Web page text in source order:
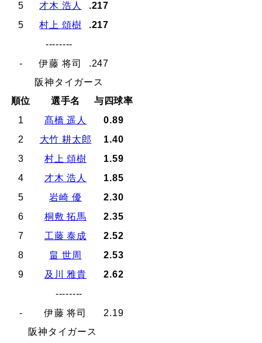
5
才木 浩人
.217
5
村上 頌樹
.217
--------
-
伊藤 将司
.247
阪神タイガース
順位
選手名
与四球率
1
髙橋 遥人
0.89
2
大竹 耕太郎
1.40
3
村上 頌樹
1.59
4
才木 浩人
1.85
5
岩崎 優
2.30
6
桐敷 拓馬
2.35
7
工藤 泰成
2.52
8
畠 世周
2.53
9
及川 雅貴
2.62
--------
-
伊藤 将司
2.19
阪神タイガース